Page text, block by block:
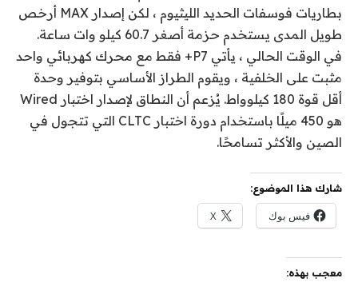
بطاريات فوسفات الحديد الليثيوم ، لكن إصدار MAX أرخص
طويل المدى يستخدم حزمة أصغر 60.7 كيلو وات ساعة.
في الوقت الحالي ، يأتي P7+ فقط مع محرك كهربائي واحد
مثبت على الخلفية ، ويقوم الطراز الأساسي بتوفير وحدة
أقل قوة 180 كيلوواط. يُزعم أن النطاق لإصدار اختبار Wired
هو 450 ميلًا باستخدام دورة اختبار CLTC التي تتجول في
الصين والأكثر تسامحًا.
شارك هذا الموضوع:
فيس بوك X
معجب بهذه: